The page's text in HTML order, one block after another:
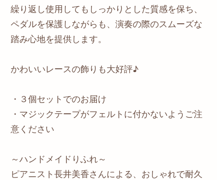
繰り返し使用してもしっかりとした質感を保ち、
ペダルを保護しながらも、演奏の際のスムーズな
踏み心地を提供します。
かわいいレースの飾りも大好評♪
・３個セットでのお届け
・マジックテープがフェルトに付かないようご注
意ください
～ハンドメイドりふれ～
ピアニスト長井美香さんによる、おしゃれで耐久